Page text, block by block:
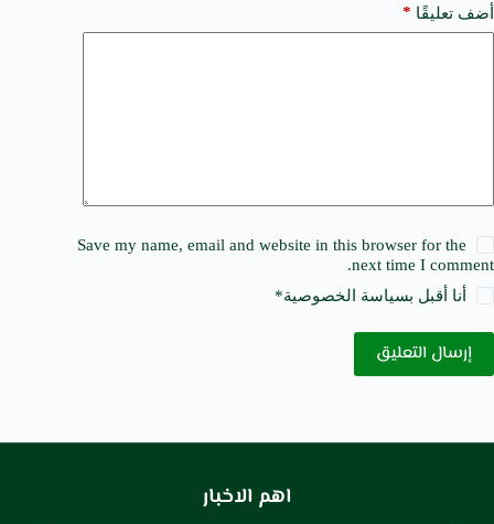
أضف تعليقًا *
Save my name, email and website in this browser for the
next time I comment.
أنا أقبل بسياسة الخصوصية*
إرسال التعليق
اهم الاخبار